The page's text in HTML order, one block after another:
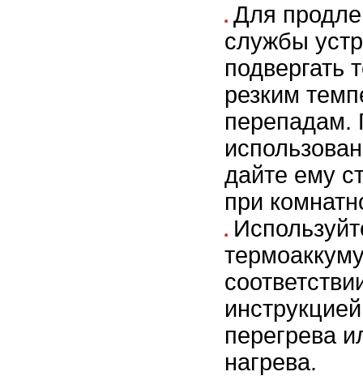
Для
службы
подвергать
резким
перепадам.
дайте ему
при
перегрева
нагрева.